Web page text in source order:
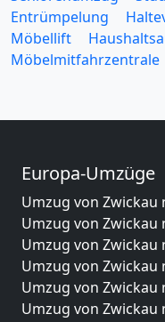
Entrümpelung
Möbellift
Möbelmitfahrzentrale
Europa-Umzüge
Umzug von Zwickau
Umzug von Zwickau
Umzug von Zwickau
Umzug von Zwickau
Umzug von Zwickau
Umzug von Zwickau